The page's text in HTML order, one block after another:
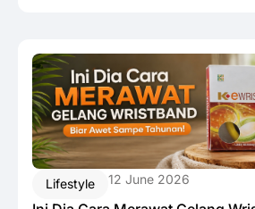
Lifestyle 12 June 2026